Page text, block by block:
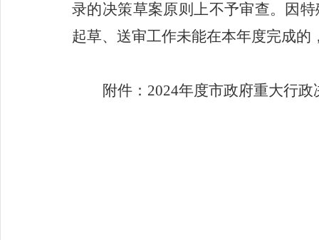
录的决策草案原则上不予审查。因
起草、送审工作未能在本年度完成的
附件： 2024年度市政府重大行政